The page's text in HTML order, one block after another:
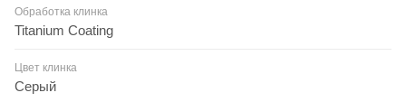
Обработка клинка
Titanium Coating
Цвет клинка
Серый